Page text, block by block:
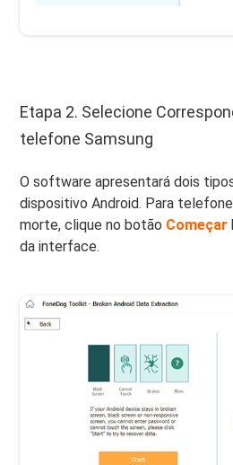
Etapa 2. Selecione
telefone Samsung
O software apresentará dois
dispositivo Android. Para
morte, clique no botão Começar
da interface.